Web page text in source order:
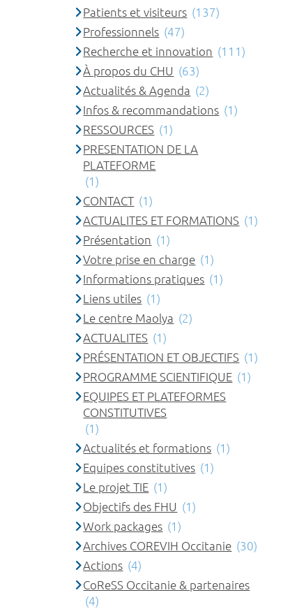
Patients et visiteurs (137)
Professionnels (47)
Recherche et innovation (111)
À propos du CHU (63)
Actualités & Agenda (2)
Infos & recommandations (1)
RESSOURCES (1)
PRESENTATION DE LA
PLATEFORME
(1)
CONTACT (1)
ACTUALITES ET FORMATIONS (1)
Présentation (1)
Votre prise en charge (1)
Informations pratiques (1)
Liens utiles (1)
Le centre Maolya (2)
ACTUALITES (1)
PRÉSENTATION ET OBJECTIFS (1)
PROGRAMME SCIENTIFIQUE (1)
EQUIPES ET PLATEFORMES
CONSTITUTIVES
(1)
Actualités et formations (1)
Equipes constitutives (1)
Le projet TIE (1)
Objectifs des FHU (1)
Work packages (1)
Archives COREVIH Occitanie (30)
Actions (4)
CoReSS Occitanie & partenaires
(4)